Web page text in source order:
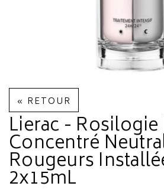
« RETOUR
Lierac -
Concentré
Rougeurs
2x15mL